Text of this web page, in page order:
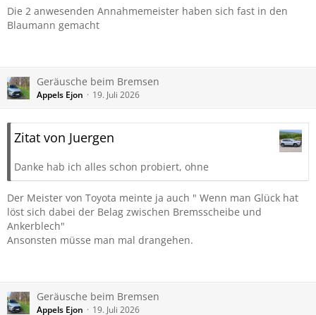
Die 2 anwesenden Annahmemeister haben sich fast in den
Blaumann gemacht
Geräusche beim Bremsen
Appels Ejon 19. Juli 2026
Zitat von Juergen
Danke hab ich alles schon probiert, ohne
Der Meister von Toyota meinte ja auch " Wenn man Glück hat
löst sich dabei der Belag zwischen Bremsscheibe und
Ankerblech"
Ansonsten müsse man mal drangehen.
Geräusche beim Bremsen
Appels Ejon 19. Juli 2026